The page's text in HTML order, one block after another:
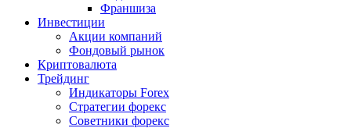
Франшиза
Инвестиции
Акции компаний
Фондовый рынок
Криптовалюта
Трейдинг
Индикаторы Forex
Стратегии форекс
Советники форекс